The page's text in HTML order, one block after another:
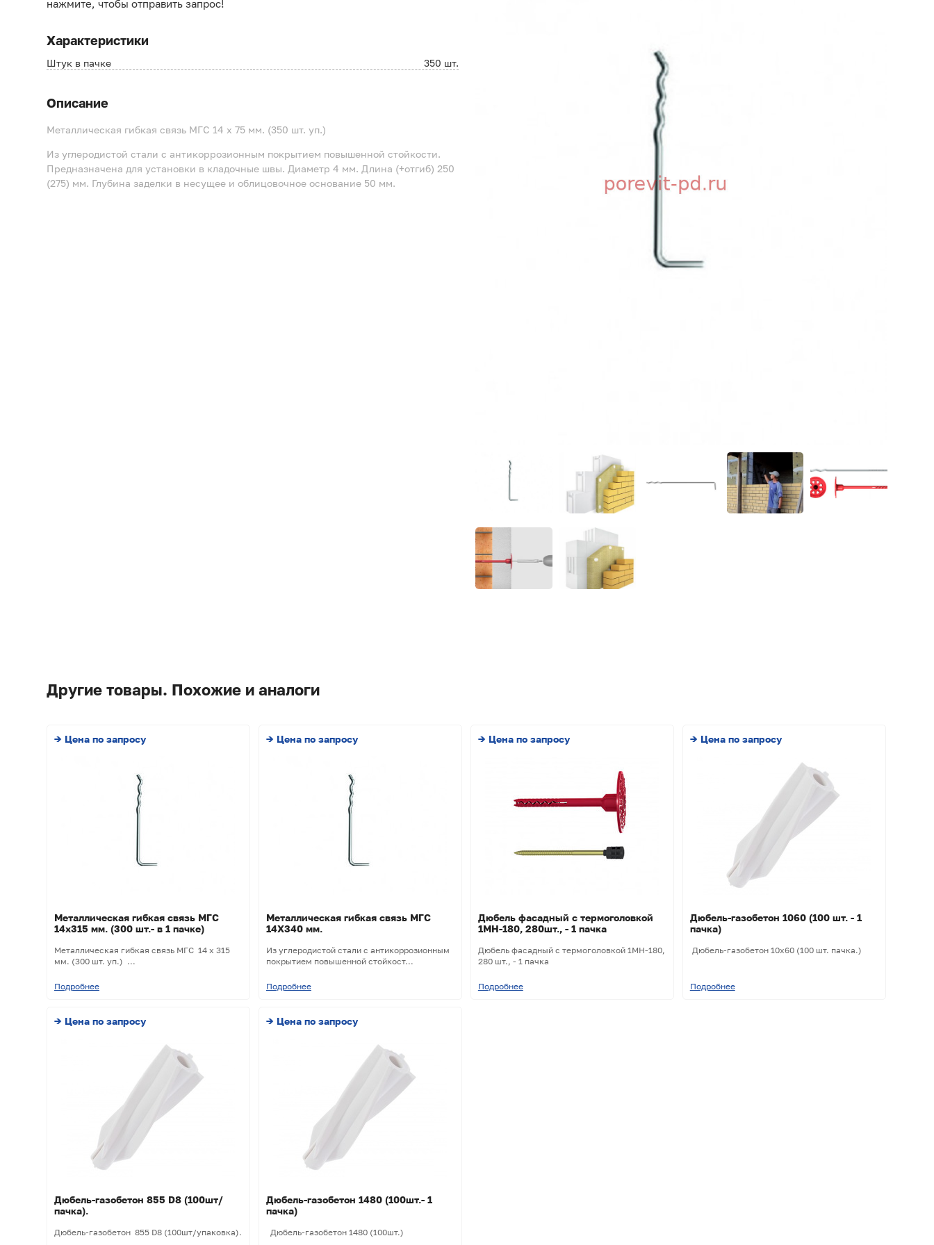
нажмите, чтобы отправить запрос!
Характеристики
Штук в пачке 350 шт.
Описание
Металлическая гибкая связь МГС 14 х 75 мм. (350 шт. уп.)
Из углеродистой стали с антикоррозионным покрытием повышенной стойкости.
Предназначена для установки в кладочные швы. Диаметр 4 мм. Длина (+отгиб) 250
(275) мм. Глубина заделки в несущее и облицовочное основание 50 мм.
Другие товары. Похожие и аналоги
→ Цена по запросу
Металлическая гибкая связь МГС
14х315 мм. (300 шт.- в 1 пачке)
Металлическая гибкая связь МГС 14 х 315
мм. (300 шт. уп.) ...
Подробнее
→ Цена по запросу
Металлическая гибкая связь МГС
14Х340 мм.
Из углеродистой стали с антикоррозионным
покрытием повышенной стойкост...
Подробнее
→ Цена по запросу
Дюбель фасадный с термоголовкой
1МН-180, 280шт., - 1 пачка
Дюбель фасадный с термоголовкой 1МН-180,
280 шт., - 1 пачка
Подробнее
→ Цена по запросу
Дюбель-газобетон 1060 (100 шт. - 1
пачка)
Дюбель-газобетон 10х60 (100 шт. пачка.)
Подробнее
→ Цена по запросу
Дюбель-газобетон 855 D8 (100шт/
пачка).
Дюбель-газобетон 855 D8 (100шт/упаковка).
→ Цена по запросу
Дюбель-газобетон 1480 (100шт.- 1
пачка)
Дюбель-газобетон 1480 (100шт.)